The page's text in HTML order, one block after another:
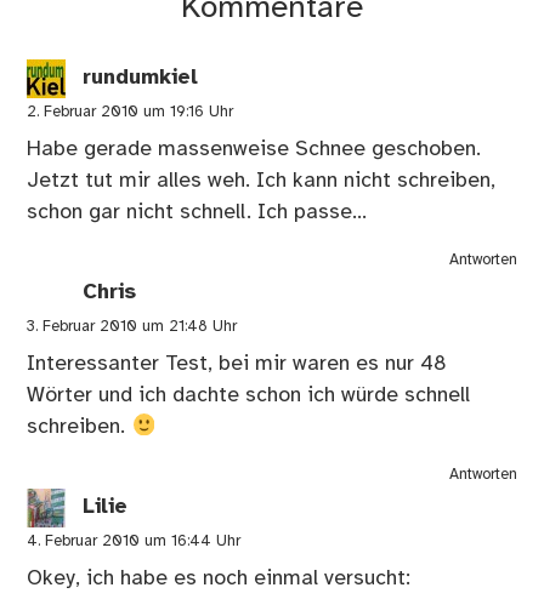
Kommentare
rundumkiel
2. Februar 2010 um 19:16 Uhr
Habe gerade massenweise Schnee geschoben.
Jetzt tut mir alles weh. Ich kann nicht schreiben,
schon gar nicht schnell. Ich passe…
Antworten
Chris
3. Februar 2010 um 21:48 Uhr
Interessanter Test, bei mir waren es nur 48
Wörter und ich dachte schon ich würde schnell
schreiben.
Antworten
Lilie
4. Februar 2010 um 16:44 Uhr
Okey, ich habe es noch einmal versucht: